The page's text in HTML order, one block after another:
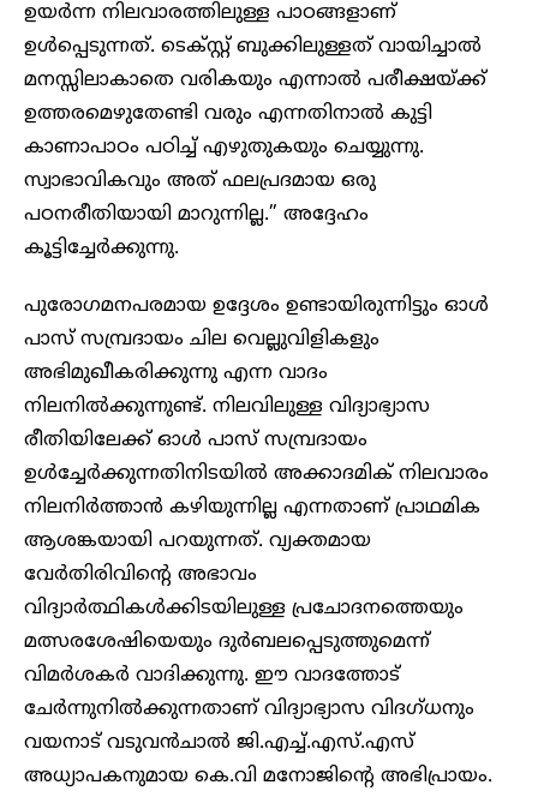
ഉയർന്ന നിലവാരത്തിലുള്ള പാഠങ്ങളാണ്
ഉൾപ്പെടുന്നത്. ടെക്സ്റ്റ് ബുക്കിലുള്ളത് വായിച്ചാൽ
മനസ്സിലാകാതെ വരികയും എന്നാൽ പരീക്ഷയ്ക്ക്
ഉത്തരമെഴുതേണ്ടി വരും എന്നതിനാൽ കുട്ടി
കാണാപാഠം പഠിച്ച് എഴുതുകയും ചെയ്യുന്നു.
സ്വാഭാവികവും അത് ഫലപ്രദമായ ഒരു
പഠനരീതിയായി മാറുന്നില്ല.” അദ്ദേഹം
കൂട്ടിച്ചേർക്കുന്നു.
പുരോഗമനപരമായ ഉദ്ദേശം ഉണ്ടായിരുന്നിട്ടും ഓൾ
പാസ് സമ്പ്രദായം ചില വെല്ലുവിളികളും
അഭിമുഖീകരിക്കുന്നു എന്ന വാദം
നിലനിൽക്കുന്നുണ്ട്. നിലവിലുള്ള വിദ്യാഭ്യാസ
രീതിയിലേക്ക് ഓൾ പാസ് സമ്പ്രദായം
ഉൾച്ചേർക്കുന്നതിനിടയിൽ അക്കാദമിക് നിലവാരം
നിലനിർത്താൻ കഴിയുന്നില്ല എന്നതാണ് പ്രാഥമിക
ആശങ്കയായി പറയുന്നത്. വ്യക്തമായ
വേർതിരിവിൻ്റെ അഭാവം
വിദ്യാർത്ഥികൾക്കിടയിലുള്ള പ്രചോദനത്തെയും
മത്സരശേഷിയെയും ദുർബലപ്പെടുത്തുമെന്ന്
വിമർശകർ വാദിക്കുന്നു. ഈ വാദത്തോട്
ചേർന്നുനിൽക്കുന്നതാണ് വിദ്യാഭ്യാസ വിദഗ്ധനും
വയനാട് വടുവൻചാൽ ജി.എച്ച്.എസ്.എസ്
അധ്യാപകനുമായ കെ.വി മനോജിന്റെ അഭിപ്രായം.